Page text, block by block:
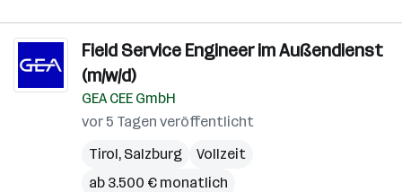
Field Service Engineer im Außendienst
(m/w/d)
GEA CEE GmbH
vor 5 Tagen veröffentlicht
Tirol, Salzburg
Vollzeit
ab 3.500 € monatlich